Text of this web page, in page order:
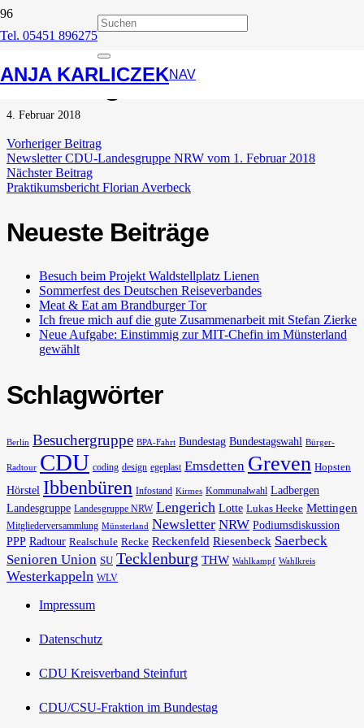
Tel. 05451 896275
ANJA KARLICZEKNAV
Grünkohl-Essen der CDU
Ladbergen
4. Februar 2018
Vorheriger Beitrag
Newsletter CDU-Landesgruppe NRW vom 1. Februar 2018
Nächster Beitrag
Praktikumsbericht Florian Averbeck
Neueste Beiträge
Besuch beim Projekt Waldstellplatz Lienen
Sommerfest des Deutschen Reiseverbandes
Meat & Eat am Brandburger Tor
Ich freue mich auf die gute Zusammenarbeit mit Stefan Zierke
Neue Aufgabe: Einstimmig zur MIT-Chefin im Münsterland
gewählt
Schlagwörter
Berlin Besuchergruppe BPA-Fahrt Bundestag Bundestagswahl Bürger-
Radtour CDU coding design egeplast Emsdetten Greven Hopsten
Hörstel Ibbenbüren Infostand Kirmes Kommunalwahl Ladbergen
Landesgruppe Landesgruppe NRW Lengerich Lotte Lukas Heeke Mettingen
Mitgliederversammlung Münsterland Newsletter NRW Podiumsdiskussion
PPP Radtour Realschule Recke Reckenfeld Riesenbeck Saerbeck
Senioren Union SU Tecklenburg THW Wahlkampf Wahlkreis
Westerkappeln WLV
Impressum
Datenschutz
CDU Kreisverband Steinfurt
CDU/CSU-Fraktion im Bundestag